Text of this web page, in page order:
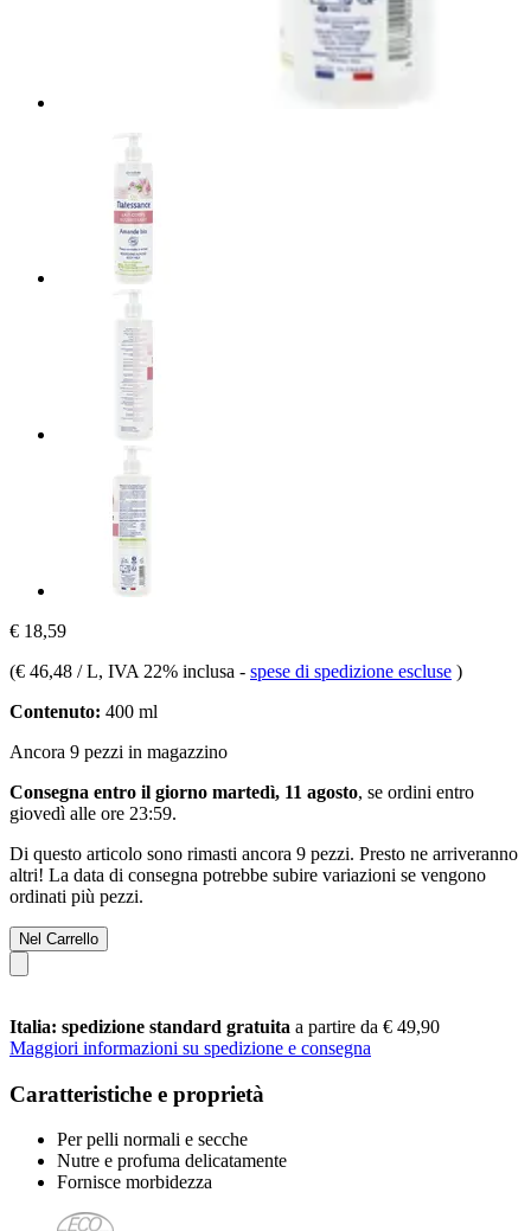
€ 18,59
(€ 46,48 / L, IVA 22% inclusa - spese di spedizione escluse )
Contenuto: 400 ml
Ancora 9 pezzi in magazzino
Consegna entro il giorno martedì, 11 agosto, se ordini entro
giovedì alle ore 23:59.
Di questo articolo sono rimasti ancora 9 pezzi. Presto ne arriveranno
altri! La data di consegna potrebbe subire variazioni se vengono
ordinati più pezzi.
Nel Carrello
Italia: spedizione standard gratuita a partire da € 49,90
Maggiori informazioni su spedizione e consegna
Caratteristiche e proprietà
Per pelli normali e secche
Nutre e profuma delicatamente
Fornisce morbidezza